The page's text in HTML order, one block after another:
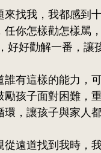
來找我，我都感到
任你怎樣勸怎樣駡
好勸解一番，讓
誰有這樣的能力，
孩子面對困難，
，讓孩子與家人都
遠道找到我時，